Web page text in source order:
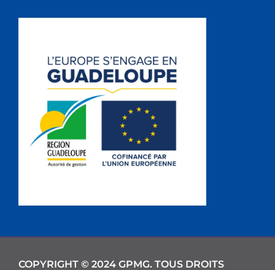
COPYRIGHT © 2024 GPMG. TOUS DROITS